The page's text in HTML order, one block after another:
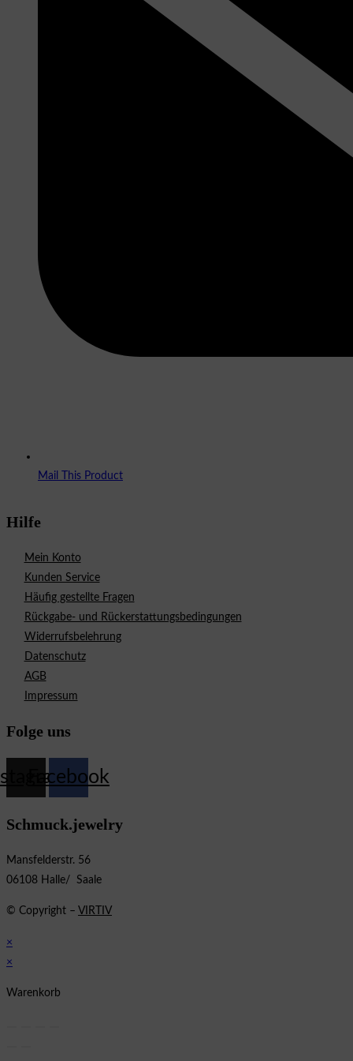
Mail This Product
Hilfe
Mein Konto
Kunden Service
Häufig gestellte Fragen
Rückgabe- und Rückerstattungsbedingungen
Widerrufsbelehrung
Datenschutz
AGB
Impressum
Folge uns
Facebook
Schmuck.jewelry
Mansfelderstr. 56
06108 Halle/ Saale
© Copyright – VIRTIV
×
×
Warenkorb